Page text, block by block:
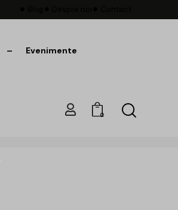
– Evenimente
0